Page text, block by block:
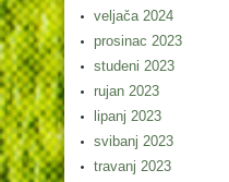
veljača 2024
prosinac 2023
studeni 2023
rujan 2023
lipanj 2023
svibanj 2023
travanj 2023